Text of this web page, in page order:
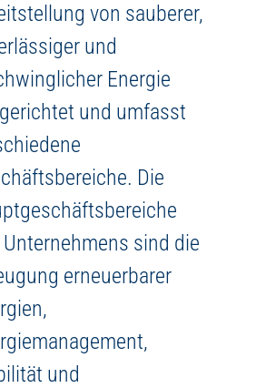
von sauberer,
und
Energie
und umfasst
Die
sind die
erneuerbarer
und